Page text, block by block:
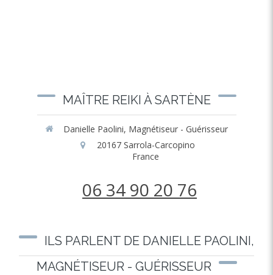
MAÎTRE REIKI À SARTÈNE
Danielle Paolini, Magnétiseur - Guérisseur
20167 Sarrola-Carcopino
France
06 34 90 20 76
ILS PARLENT DE DANIELLE PAOLINI,
MAGNÉTISEUR - GUÉRISSEUR